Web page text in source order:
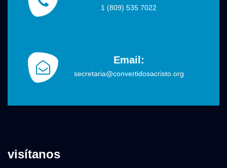
1 (809) 535 7022
Email:
secretaria@convertidosacristo.org
visítanos